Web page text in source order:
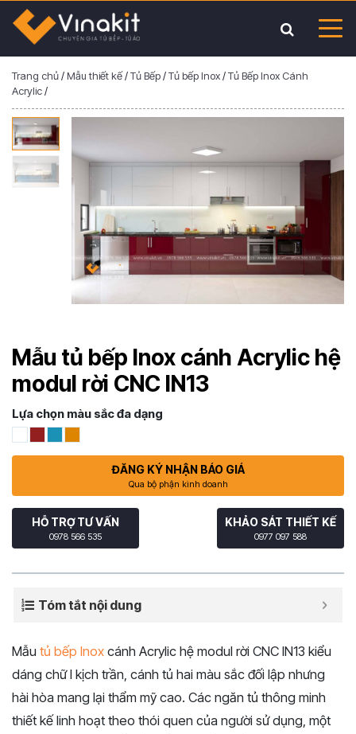
Trang chủ/Mẫu thiết kế/Tủ Bếp/Tủ bếp Inox/Tủ Bếp Inox Cánh
Acrylic/
Mẫu tủ bếp Inox cánh Acrylic hệ
modul rời CNC IN13
Lựa chọn màu sắc đa dạng
ĐĂNG KÝ NHẬN BÁO GIÁ
Qua bộ phận kinh doanh
HỖ TRỢ TƯ VẤN
0978 566 535
KHẢO SÁT THIẾT KẾ
0977 097 588
Tóm tắt nội dung
Mẫu tủ bếp Inox cánh Acrylic hệ modul rời CNC IN13 kiểu
dáng chữ I kịch trần, cánh tủ hai màu sắc đối lập nhưng
hài hòa mang lại thẩm mỹ cao. Các ngăn tủ thông minh
thiết kế linh hoạt theo thói quen của người sử dụng, một